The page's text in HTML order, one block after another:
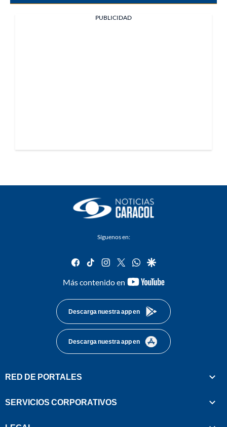
PUBLICIDAD
Síguenos en:
facebook
tiktok instagram
twitterwhatsapp
google
Más contenido en
youtube-
Descarga nuestra app en
Descarga nuestra app en
RED DE PORTALES
SERVICIOS CORPORATIVOS